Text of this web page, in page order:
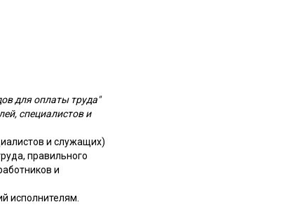
для оплаты труда"
специалистов и
и служащих)
правильного
и
исполнителям.